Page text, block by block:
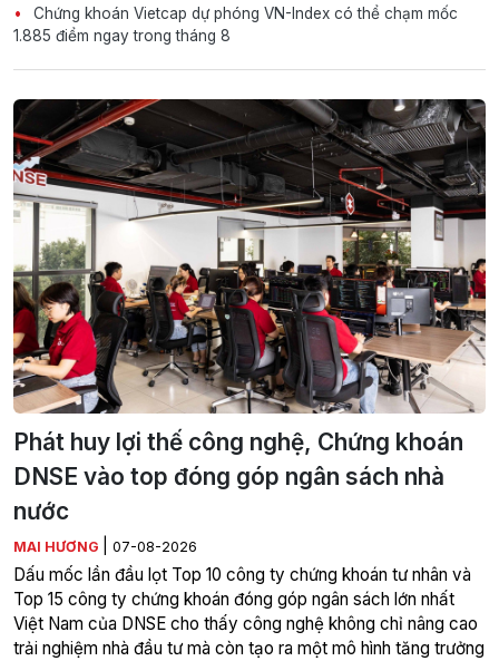
Chứng khoán Vietcap dự phóng VN-Index có thể chạm mốc
1.885 điểm ngay trong tháng 8
Phát huy lợi thế công nghệ, Chứng khoán
DNSE vào top đóng góp ngân sách nhà
nước
MAI HƯƠNG 07-08-2026
Dấu mốc lần đầu lọt Top 10 công ty chứng khoán tư nhân và
Top 15 công ty chứng khoán đóng góp ngân sách lớn nhất
Việt Nam của DNSE cho thấy công nghệ không chỉ nâng cao
trải nghiệm nhà đầu tư mà còn tạo ra một mô hình tăng trưởng